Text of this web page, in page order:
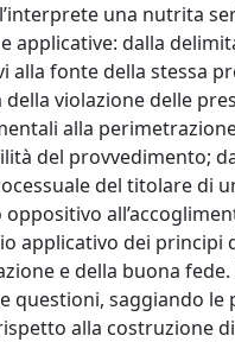
una nutrita
applicative: dalla
alla fonte della stessa
della violazione delle
alla
del provvedimento;
del titolare di
applicativo dei principi
e della buona
questioni, saggiando le
alla costruzione